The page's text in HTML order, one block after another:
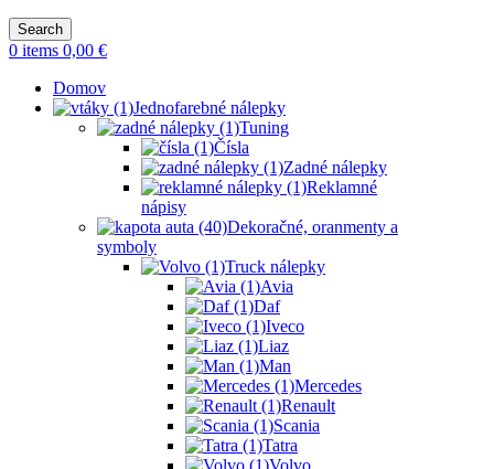
Search
0 items 0,00 €
Domov
Jednofarebné nálepky
Tuning
Čísla
Zadné nálepky
Reklamné
nápisy
Dekoračné, oranmenty a
symboly
Truck nálepky
Avia
Daf
Iveco
Liaz
Man
Mercedes
Renault
Scania
Tatra
Volvo